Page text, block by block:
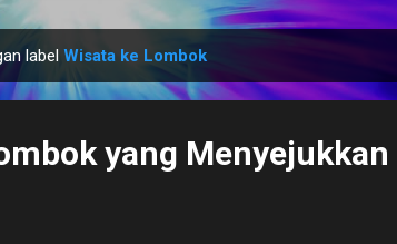
label Wisata ke Lombok
yang Menyejukkan